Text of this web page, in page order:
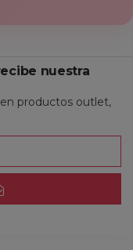
nuestra
productos outlet,